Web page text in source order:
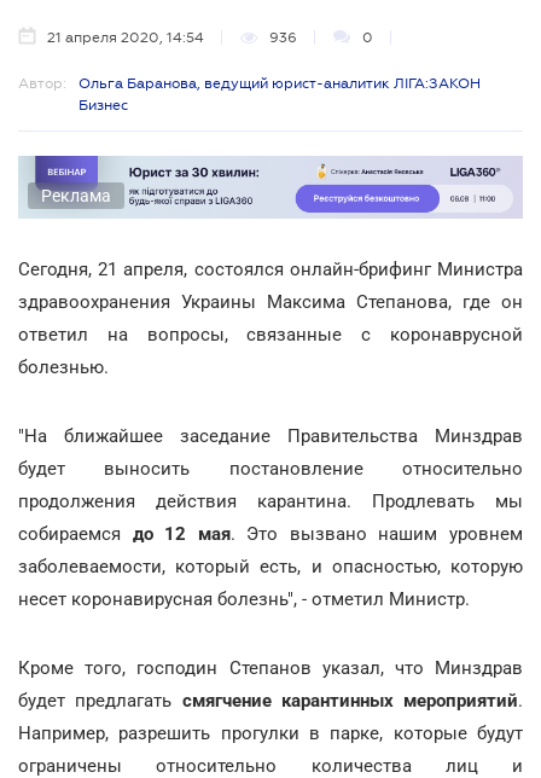
21 апреля 2020, 14:54 936 0
Автор:
Ольга Баранова, ведущий юрист-аналитик ЛІГА:ЗАКОН
Бизнес
Реклама
Сегодня, 21 апреля, состоялся онлайн-брифинг Министра
здравоохранения Украины Максима Степанова, где он
ответил на вопросы, связанные с коронаврусной
болезнью.
"На ближайшее заседание Правительства Минздрав
будет выносить постановление относительно
продолжения действия карантина. Продлевать мы
собираемся до 12 мая. Это вызвано нашим уровнем
заболеваемости, который есть, и опасностью, которую
несет коронавирусная болезнь", - отметил Министр.
Кроме того, господин Степанов указал, что Минздрав
будет предлагать смягчение карантинных мероприятий.
Например, разрешить прогулки в парке, которые будут
ограничены относительно количества лиц и